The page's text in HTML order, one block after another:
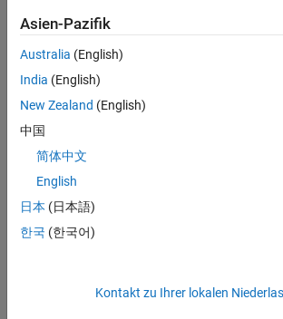
expand all
Port_1 —
Current position
Parameters
values
(default)
Asien-Pazifik
Australia (English)
India (English)
New Zealand (English)
中国
简体中文
English
日本 (日本語)
한국 (한국어)
Kontakt zu Ihrer lokalen